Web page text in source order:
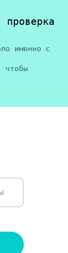
проверка
именно с
чтобы